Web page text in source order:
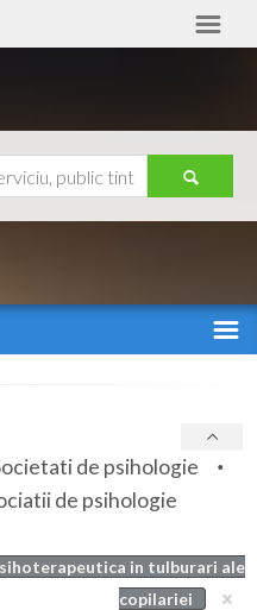
de psihologie
de psihologie
in tulburari ale
copilariei